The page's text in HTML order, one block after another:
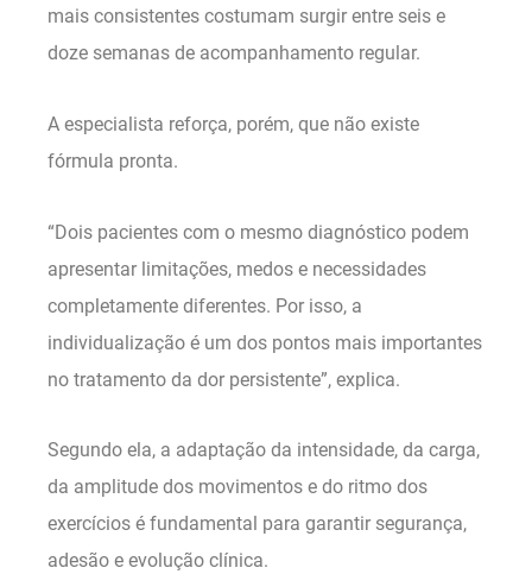
mais consistentes costumam surgir entre seis e
doze semanas de acompanhamento regular.
A especialista reforça, porém, que não existe
fórmula pronta.
“Dois pacientes com o mesmo diagnóstico podem
apresentar limitações, medos e necessidades
completamente diferentes. Por isso, a
individualização é um dos pontos mais importantes
no tratamento da dor persistente”, explica.
Segundo ela, a adaptação da intensidade, da carga,
da amplitude dos movimentos e do ritmo dos
exercícios é fundamental para garantir segurança,
adesão e evolução clínica.